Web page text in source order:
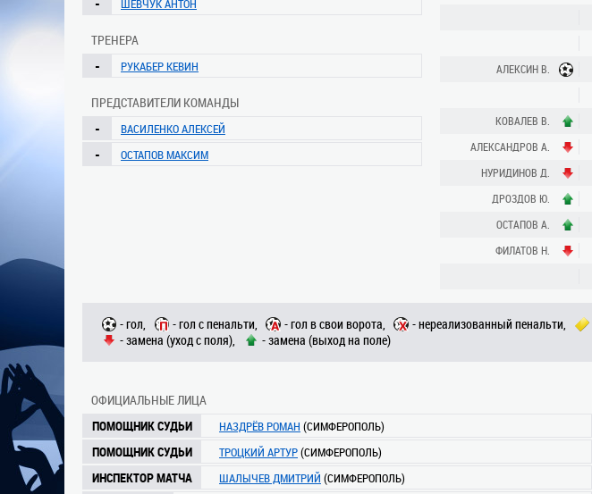
ТРЕНЕРА
- РУКАБЕР КЕВИН
ПРЕДСТАВИТЕЛИ КОМАНДЫ
- ВАСИЛЕНКО АЛЕКСЕЙ
- ОСТАПОВ МАКСИМ
АЛЕКСИН В.
КОВАЛЕВ В.
АЛЕКСАНДРОВ А.
НУРИДИНОВ Д.
ДРОЗДОВ Ю.
ОСТАПОВ А.
ФИЛАТОВ Н.
- гол, - гол с пенальти, - гол в свои ворота, - нереализованный пенальти,
- замена (уход с поля),
- замена (выход на поле)
ОФИЦИАЛЬНЫЕ ЛИЦА
ПОМОЩНИК СУДЬИ
НАЗДРЁВ РОМАН (СИМФЕРОПОЛЬ)
ПОМОЩНИК СУДЬИ ТРОЦКИЙ АРТУР(СИМФЕРОПОЛЬ)
ИНСПЕКТОР МАТЧА ШАЛЫЧЕВ ДМИТРИЙ (СИМФЕРОПОЛЬ)